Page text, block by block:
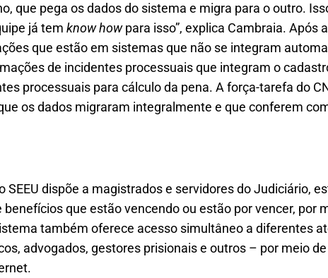
que pega os dados do sistema e migra para o outro.
já tem know howpara isso”, explica Cambraia. Após
que estão em sistemas que não se integram
de incidentes processuais que integram o
processuais para cálculo da pena. A força-tarefa do
os dados migraram integralmente e que conferem
SEEU dispõe a magistrados e servidores do Judiciário,
que estão vencendo ou estão por vencer, por
também oferece acesso simultâneo a diferentes
advogados, gestores prisionais e outros – por meio